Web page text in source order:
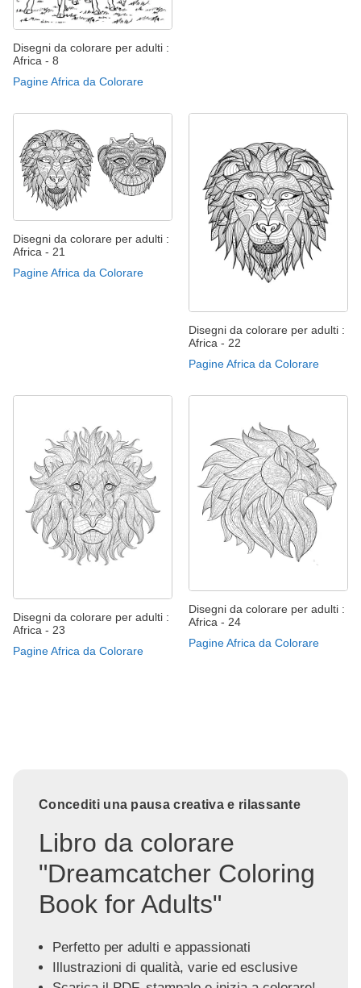
Disegni da colorare per adulti :
Africa - 8
Pagine Africa da Colorare
Disegni da colorare per adulti :
Africa - 21
Pagine Africa da Colorare
Disegni da colorare per adulti :
Africa - 22
Pagine Africa da Colorare
Disegni da colorare per adulti :
Africa - 23
Pagine Africa da Colorare
Disegni da colorare per adulti :
Africa - 24
Pagine Africa da Colorare
Concediti una pausa creativa e rilassante
Libro da colorare
"Dreamcatcher Coloring
Book for Adults"
Perfetto per adulti e appassionati
Illustrazioni di qualità, varie ed esclusive